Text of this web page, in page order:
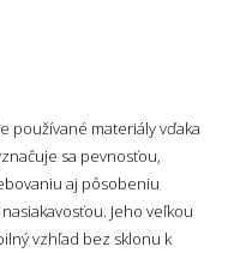
používané materiály vďaka
sa pevnosťou,
aj pôsobeniu
Jeho veľkou
vzhľad bez sklonu k